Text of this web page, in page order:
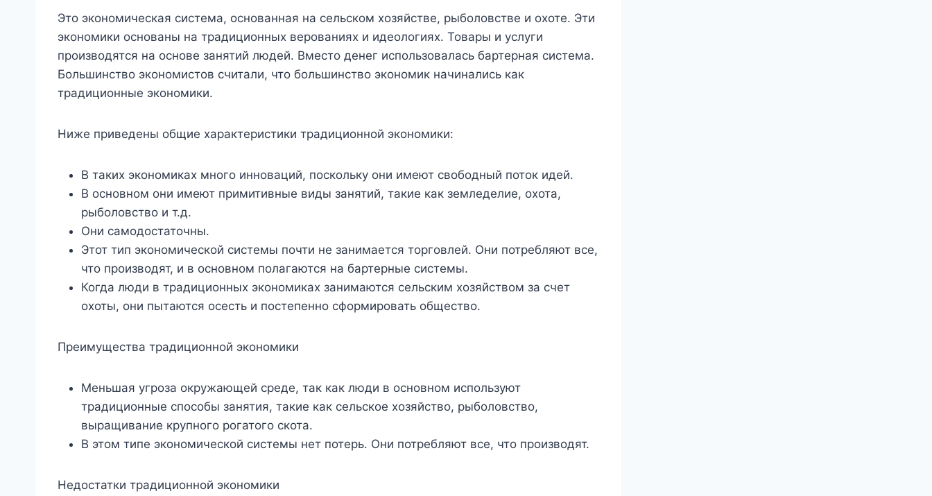
Это экономическая система, основанная на сельском хозяйстве, рыболовстве и охоте. Эти
экономики основаны на традиционных верованиях и идеологиях. Товары и услуги
производятся на основе занятий людей. Вместо денег использовалась бартерная система.
Большинство экономистов считали, что большинство экономик начинались как
традиционные экономики.
Ниже приведены общие характеристики традиционной экономики:
В таких экономиках много инноваций, поскольку они имеют свободный поток идей.
В основном они имеют примитивные виды занятий, такие как земледелие, охота,
рыболовство и т.д.
Они самодостаточны.
Этот тип экономической системы почти не занимается торговлей. Они потребляют все,
что производят, и в основном полагаются на бартерные системы.
Когда люди в традиционных экономиках занимаются сельским хозяйством за счет
охоты, они пытаются осесть и постепенно сформировать общество.
Преимущества традиционной экономики
Меньшая угроза окружающей среде, так как люди в основном используют
традиционные способы занятия, такие как сельское хозяйство, рыболовство,
выращивание крупного рогатого скота.
В этом типе экономической системы нет потерь. Они потребляют все, что производят.
Недостатки традиционной экономики